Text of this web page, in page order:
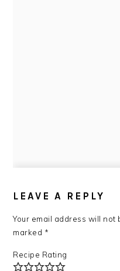
INTERACTIONS
LEAVE A REPLY
Your email address will not
marked *
Recipe Rating